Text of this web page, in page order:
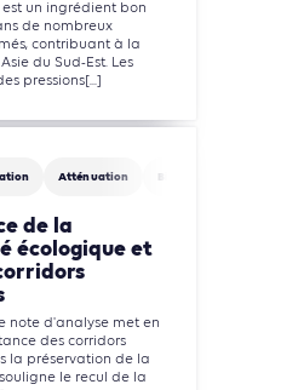
un ingrédient bon
de nombreux
contribuant à la
du Sud-Est. Les
pressions[...]
Atténuation Biodiversité
de la
écologique et
note d'analyse met en
des corridors
la préservation de la
le recul de la